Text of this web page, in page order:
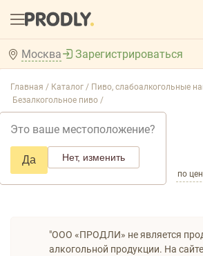
Москва
Это ваше местоположение?
Да Нет, изменить
Зарегистрироваться
Главная / Каталог / Пиво, слабоалкогольные
Безалкогольное пиво /
Добавить фильтр товаров
по популярности по
"ООО «ПРОДЛИ» не является
алкогольной продукции. На